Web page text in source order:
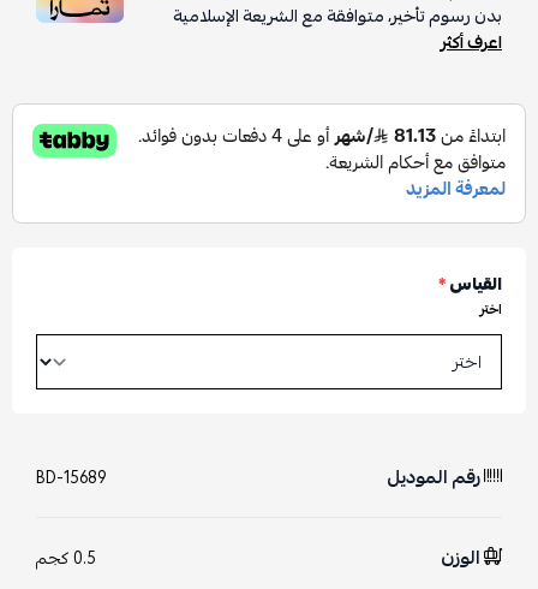
بدون رسوم تأخير، متوافقة مع الشريعة الإسلامية
اعرف أكثر
القياس*
اختر
رقم الموديل BD-15689
الوزن 0.5 كجم